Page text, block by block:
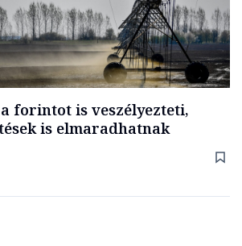
forintot is veszélyezteti,
is elmaradhatnak